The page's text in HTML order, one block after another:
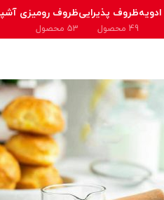
ظروف پذیرایی
49 محصول
ظروف رومیزی
53 محصول